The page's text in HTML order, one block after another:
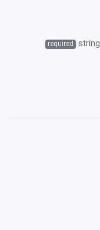
string
required